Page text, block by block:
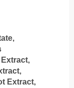
Extract,